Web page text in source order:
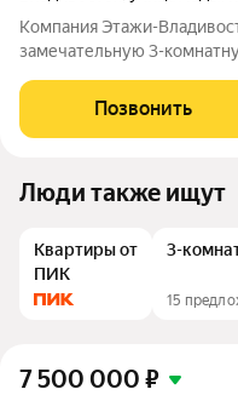
Компания Этажи-
замечательную 3-
монолитно-бетонного
Монолитно-бетонный дом.
Позвонить
Люди также ищут
Квартиры от
ПИК
3-
15
7 500 000 ₽